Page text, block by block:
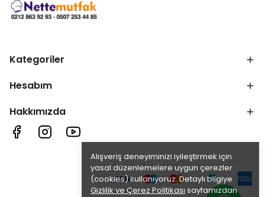
Alışveriş deneyiminizi iyileştirmek için
yasal düzenlemelere uygun çerezler
(cookies) kullanıyoruz. Detaylı bilgiye
Gizlilik ve Çerez Politikası sayfamızdan
Kategoriler
Hesabım
Hakkımızda